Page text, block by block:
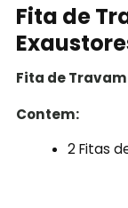
Fita de
Fita de
Contem:
2 Fitas